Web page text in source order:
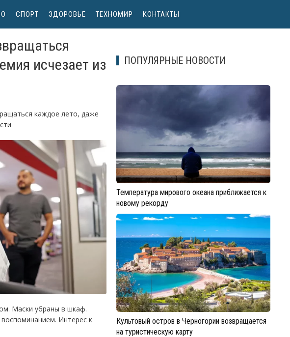
СПОРТ ЗДОРОВЬЕ ТЕХНОМИР КОНТАКТЫ
исчезает из
каждое лето, даже
Маски убраны в шкаф.
Интерес к
ПОПУЛЯРНЫЕ НОВОСТИ
Температура мирового океана приближается к
новому рекорду
Культовый остров в Черногории возвращается
на туристическую карту